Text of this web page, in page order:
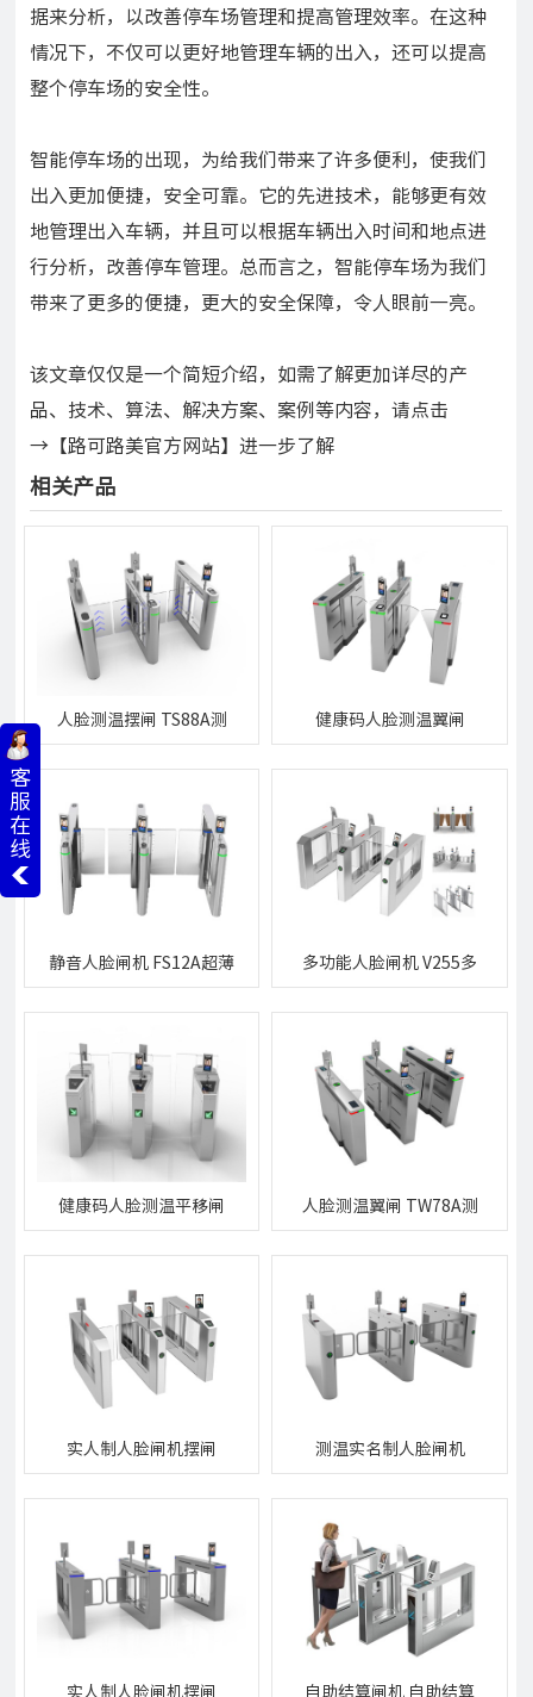
据来分析，以改善停车场管理和提高管理效率。在这种
情况下，不仅可以更好地管理车辆的出入，还可以提高
整个停车场的安全性。
智能停车场的出现，为给我们带来了许多便利，使我们
出入更加便捷，安全可靠。它的先进技术，能够更有效
地管理出入车辆，并且可以根据车辆出入时间和地点进
行分析，改善停车管理。总而言之，智能停车场为我们
带来了更多的便捷，更大的安全保障，令人眼前一亮。
该文章仅仅是一个简短介绍，如需了解更加详尽的产
品、技术、算法、解决方案、案例等内容，请点击
→【路可路美官方网站】进一步了解
相关产品
人脸测温摆闸 TS88A测
温人脸闸机
健康码人脸测温翼闸
HFT-5000A健康码人脸
测温闸机
静音人脸闸机 FS12A超薄
静音人脸闸机
多功能人脸闸机 V255多
功能人脸闸机
健康码人脸测温平移闸
HFSL330A健康码核验人
脸识别测温闸机
人脸测温翼闸 TW78A测
温型人脸通道闸机翼闸
实人制人脸闸机摆闸
CS44A实人制人脸闸机摆
闸
测温实名制人脸闸机
TS610A测温人脸闸机
实人制人脸闸机摆闸 自助结算闸机 自助结算
客
服
在
线